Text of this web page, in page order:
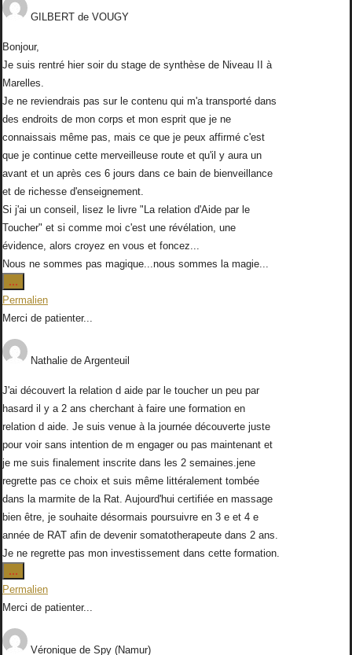
GILBERT de VOUGY
Bonjour,
Je suis rentré hier soir du stage de synthèse de Niveau II à
Marelles.
Je ne reviendrais pas sur le contenu qui m'a transporté dans
des endroits de mon corps et mon esprit que je ne
connaissais même pas, mais ce que je peux affirmé c'est
que je continue cette merveilleuse route et qu'il y aura un
avant et un après ces 6 jours dans ce bain de bienveillance
et de richesse d'enseignement.
Si j'ai un conseil, lisez le livre "La relation d'Aide par le
Toucher" et si comme moi c'est une révélation, une
évidence, alors croyez en vous et foncez...
Nous ne sommes pas magique...nous sommes la magie...
...
cette
boîte
méta.
Permalien
Merci de patienter...
Nathalie de Argenteuil
J'ai découvert la relation d aide par le toucher un peu par
hasard il y a 2 ans cherchant à faire une formation en
relation d aide. Je suis venue à la journée découverte juste
pour voir sans intention de m engager ou pas maintenant et
je me suis finalement inscrite dans les 2 semaines.jene
regrette pas ce choix et suis même littéralement tombée
dans la marmite de la Rat. Aujourd'hui certifiée en massage
bien être, je souhaite désormais poursuivre en 3 e et 4 e
année de RAT afin de devenir somatotherapeute dans 2 ans.
Je ne regrette pas mon investissement dans cette formation.
...
cette
boîte
méta.
Permalien
Merci de patienter...
Véronique de Spy (Namur)